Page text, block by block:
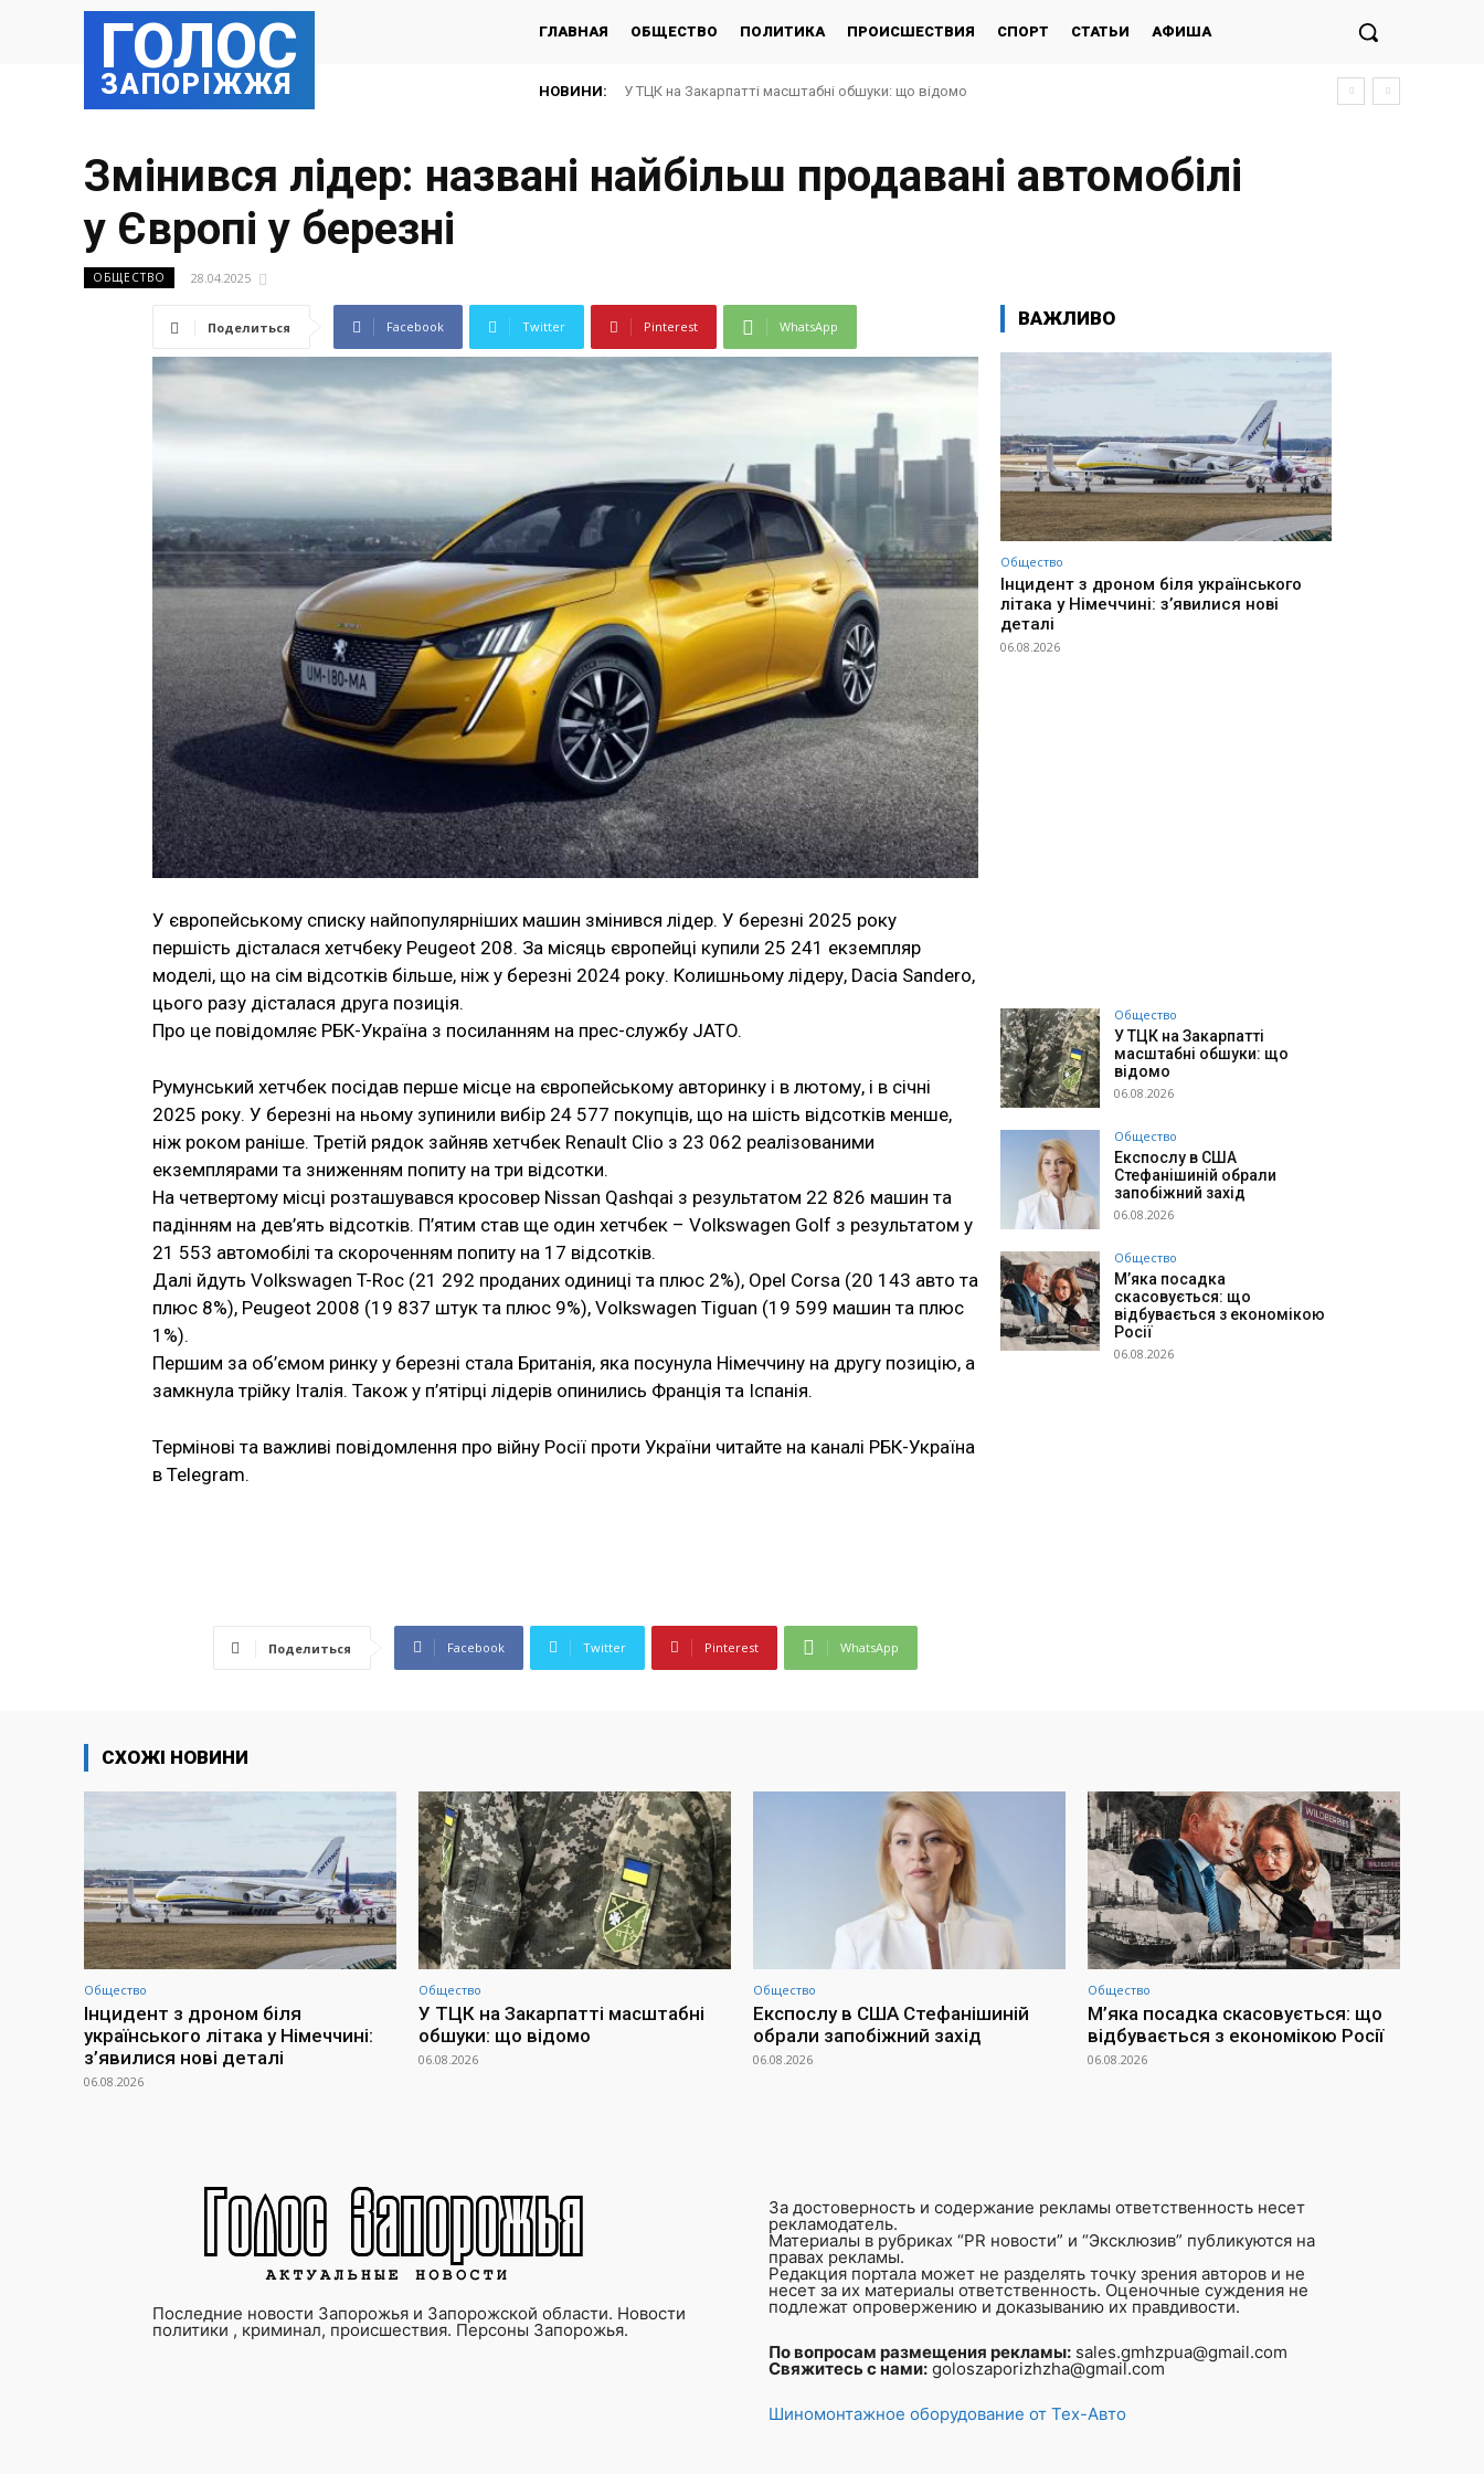
ГОЛОС
ЗАПОРІЖЖЯ
ГЛАВНАЯ ОБЩЕСТВО ПОЛИТИКА ПРОИСШЕСТВИЯ СПОРТ СТАТЬИ АФИША
НОВИНИ: У ТЦК на Закарпатті масштабні обшуки: що відомо
Змінився лідер: названі найбільш продавані автомобілі
у Європі у березні
ОБЩЕСТВО 28.04.2025
Поделиться Facebook Twitter Pinterest WhatsApp
У європейському списку найпопулярніших машин змінився лідер. У березні 2025 року
першість дісталася хетчбеку Peugeot 208. За місяць європейці купили 25 241 екземпляр
моделі, що на сім відсотків більше, ніж у березні 2024 року. Колишньому лідеру, Dacia Sandero,
цього разу дісталася друга позиція.
Про це повідомляє РБК-Україна з посиланням на прес-службу JATO.
Румунський хетчбек посідав перше місце на європейському авторинку і в лютому, і в січні
2025 року. У березні на ньому зупинили вибір 24 ​​577 покупців, що на шість відсотків менше,
ніж роком раніше. Третій рядок зайняв хетчбек Renault Clio з 23 062 реалізованими
екземплярами та зниженням попиту на три відсотки.
На четвертому місці розташувався кросовер Nissan Qashqai з результатом 22 826 машин та
падінням на дев’ять відсотків. П’ятим став ще один хетчбек – Volkswagen Golf з результатом у
21 553 автомобілі та скороченням попиту на 17 відсотків.
Далі йдуть Volkswagen T-Roc (21 292 проданих одиниці та плюс 2%), Opel Corsa (20 143 авто та
плюс 8%), Peugeot 2008 (19 837 штук та плюс 9%), Volkswagen Tiguan (19 599 машин та плюс
1%).
Першим за об’ємом ринку у березні стала Британія, яка посунула Німеччину на другу позицію, а
замкнула трійку Італія. Також у п’ятірці лідерів опинились Франція та Іспанія.
Термінові та важливі повідомлення про війну Росії проти України читайте на каналі РБК-Україна
в Telegram.
Поделиться Facebook Twitter Pinterest WhatsApp
ВАЖЛИВО
Общество
Інцидент з дроном біля українського
літака у Німеччині: з’явилися нові
деталі
06.08.2026
Общество
У ТЦК на Закарпатті
масштабні обшуки: що
відомо
06.08.2026
Общество
Експослу в США
Стефанішиній обрали
запобіжний захід
06.08.2026
Общество
М’яка посадка
скасовується: що
відбувається з економікою
Росії
06.08.2026
СХОЖІ НОВИНИ
Общество
Інцидент з дроном біля
українського літака у Німеччині:
з’явилися нові деталі
06.08.2026
Общество
У ТЦК на Закарпатті масштабні
обшуки: що відомо
06.08.2026
Общество
Експослу в США Стефанішиній
обрали запобіжний захід
06.08.2026
Общество
М’яка посадка скасовується: що
відбувається з економікою Росії
06.08.2026
Последние новости Запорожья и Запорожской области. Новости
политики , криминал, происшествия. Персоны Запорожья.
За достоверность и содержание рекламы ответственность несет
рекламодатель.
Материалы в рубриках “PR новости” и “Эксклюзив” публикуются на
правах рекламы.
Редакция портала может не разделять точку зрения авторов и не
несет за их материалы ответственность. Оценочные суждения не
подлежат опровержению и доказыванию их правдивости.
По вопросам размещения рекламы: sales.gmhzpua@gmail.com
Свяжитесь с нами: goloszaporizhzha@gmail.com
Шиномонтажное оборудование от Тех-Авто